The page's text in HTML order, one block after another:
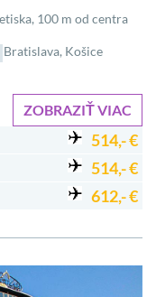
100 m od centra
Bratislava, Košice
ZOBRAZIŤ VIAC
514,- €
514,- €
612,- €